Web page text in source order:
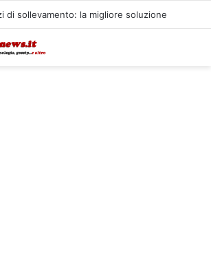
di sollevamento: la migliore soluzione